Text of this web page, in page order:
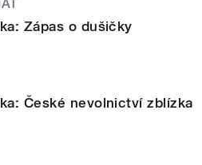
Zápas o dušičky
České nevolnictví zblízka